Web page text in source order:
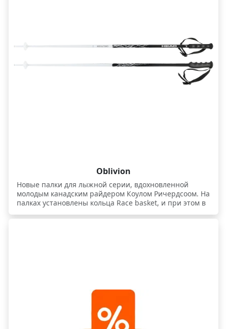
Oblivion
Новые палки для лыжной серии, вдохновленной
молодым канадским райдером Коулом Ричердсоом. На
палках установлены кольца Race basket, и при этом в
широкие кольца 95 мм Powder Basket для самых